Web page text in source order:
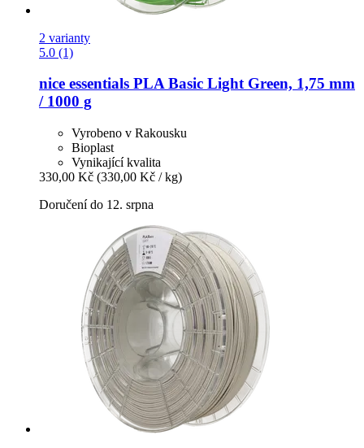
2 varianty
5.0 (1)
nice essentials PLA Basic Light Green, 1,75 mm
/ 1000 g
Vyrobeno v Rakousku
Bioplast
Vynikající kvalita
330,00 Kč (330,00 Kč / kg)
Doručení do 12. srpna